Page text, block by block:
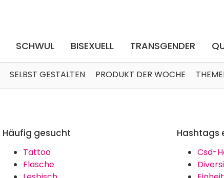
SCHWUL BISEXUELL TRANSGENDER
SELBST GESTALTEN PRODUKT DER WOCHE
Häufig gesucht
Tattoo
Flasche
Hashtags
Csd-